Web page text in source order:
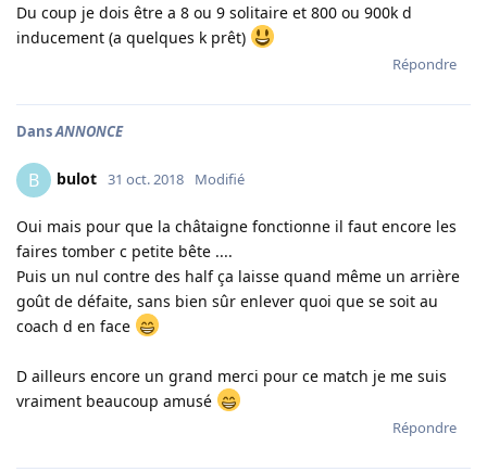
Du coup je dois être a 8 ou 9 solitaire et 800 ou 900k d
inducement (a quelques k prêt)
Répondre
DansANNONCE
B bulot 31 oct. 2018 Modifié
Oui mais pour que la châtaigne fonctionne il faut encore les
faires tomber c petite bête ....
Puis un nul contre des half ça laisse quand même un arrière
goût de défaite, sans bien sûr enlever quoi que se soit au
coach d en face
D ailleurs encore un grand merci pour ce match je me suis
vraiment beaucoup amusé
Répondre